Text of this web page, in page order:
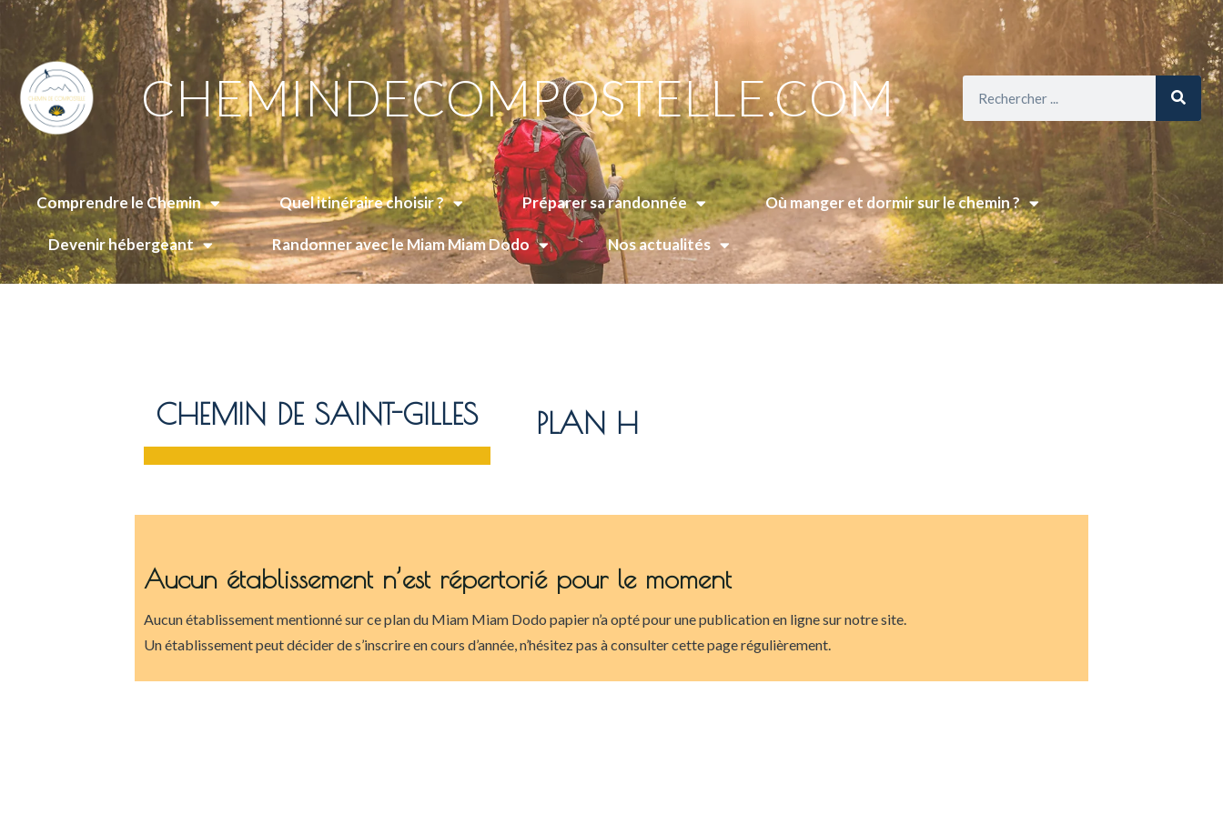
CHEMINDECOMPOSTELLE.COM
Comprendre le Chemin Quel itinéraire choisir ? Préparer sa randonnée Où manger et dormir sur le chemin ?
Devenir hébergeant Randonner avec le Miam Miam Dodo Nos actualités
CHEMIN DE SAINT-GILLES PLAN H
Aucun établissement n’est répertorié pour le moment
Aucun établissement mentionné sur ce plan du Miam Miam Dodo papier n’a opté pour une publication en ligne sur notre site.
Un établissement peut décider de s’inscrire en cours d’année, n’hésitez pas à consulter cette page régulièrement.